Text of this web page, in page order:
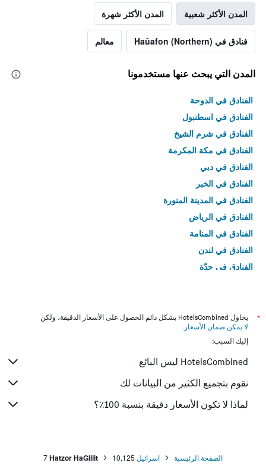
المدن الأكثر شعبية المدن الأكثر شهرة
فنادق في Haûafon (Northern) معالم
المدن التي يبحث عنها مستخدمونا
الفنادق في الدوحة
الفنادق في اسطنبول
الفنادق في شرم الشيخ
الفنادق في مكة المكرمة
الفنادق في دبي
الفنادق في الخبر
الفنادق في المدينة المنورة
الفنادق في الرياض
الفنادق في المنامة
الفنادق في لندن
الفنادق في جدّة
*
يحاول HotelsCombined بشكل دائم الحصول على الأسعار الدقيقة، ولكن
لا يمكن ضمان الأسعار .
إليك السبب:
HotelsCombined ليس البائع
نقوم بتجميع الكثير من البيانات لك
لماذا لا تكون الأسعار دقيقة بنسبة 100٪؟
الصفحة الرئيسية اسرائيل 10,125
Hatzor HaGlilit
7